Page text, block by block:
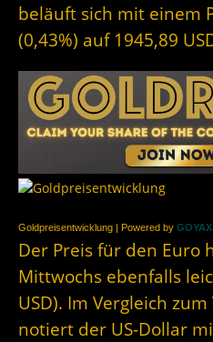
beläuft sich mit einem
(0,43%) auf 1945,89
Goldpreisentwicklung | Powered by
Der Preis für den Euro
Mittwochs ebenfalls
USD). Im Vergleich
notiert der US-Dollar